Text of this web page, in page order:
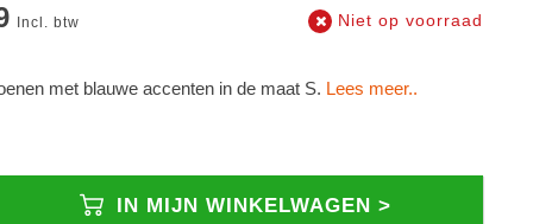
Incl. btw Niet op voorraad
met blauwe accenten in de maat S. Lees meer..
IN MIJN WINKELWAGEN >